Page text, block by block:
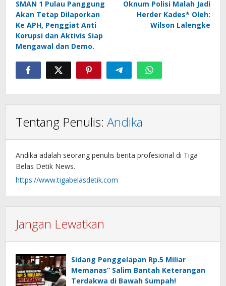
SMAN 1 Pulau Panggung
Akan Tetap Dilaporkan
Ke APH, Penggiat Anti
Korupsi dan Aktivis Siap
Mengawal dan Demo.
Oknum Polisi Malah Jadi
Herder Kades* Oleh:
Wilson Lalengke
Tentang Penulis: Andika
Andika adalah seorang penulis berita profesional di Tiga
Belas Detik News.
https://www.tigabelasdetik.com
Jangan Lewatkan
Sidang Penggelapan Rp.5 Miliar
Memanas” Salim Bantah Keterangan
Terdakwa di Bawah Sumpah!